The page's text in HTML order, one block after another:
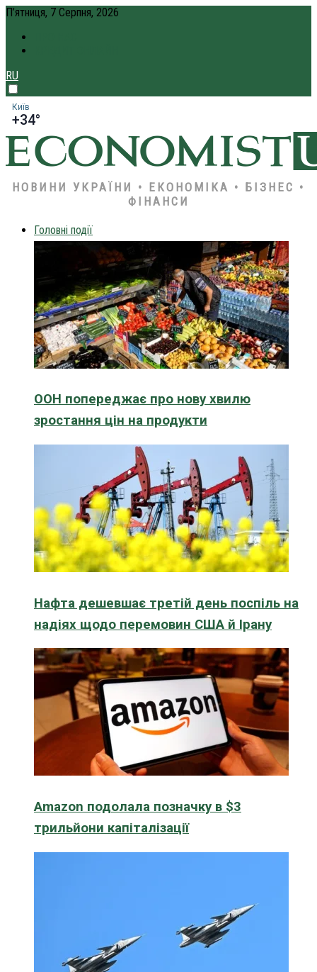
П’ятниця, 7 Серпня, 2026
RU
Київ
+34°
НОВИНИ УКРАЇНИ • ЕКОНОМІКА • БІЗНЕС •
ФІНАНСИ
Головні події
ООН попереджає про нову хвилю
зростання цін на продукти
Нафта дешевшає третій день поспіль на
надіях щодо перемовин США й Ірану
Amazon подолала позначку в $3
трильйони капіталізації